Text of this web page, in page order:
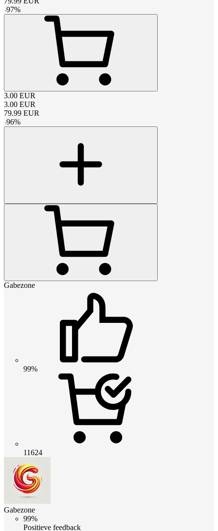
-97%
3.00 EUR
3.00 EUR
79.99 EUR
-96%
Gabezone
99%
11624
Gabezone
99%
Positieve feedback